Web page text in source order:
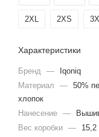
2XL 2XS
Характеристики
Бренд —
Iqoniq
Материал
— 50%
хлопок
Нанесение —
Вес коробки —
15,2